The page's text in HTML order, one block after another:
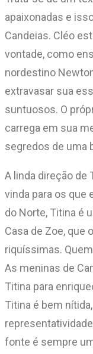
apaixonadas e
Candeias. Cléo
vontade, como
nordestino
extravasar sua
suntuosos. O
carrega em sua
segredos de uma
A linda direção de
vinda para os que
do Norte, Titina é
Casa de Zoe, que
riquíssimas.
As meninas de
Titina para
Titina é bem
fonte é sempre